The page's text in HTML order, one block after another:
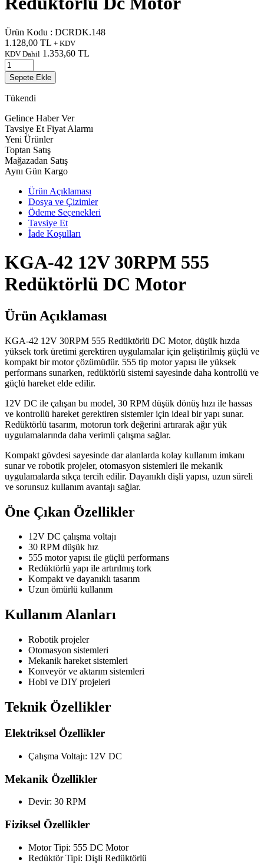
Ürün Kodu : DCRDK.148
1.128,00 TL + KDV
KDV Dahil 1.353,60 TL
Sepete Ekle
Tükendi
Gelince Haber Ver
Tavsiye Et Fiyat Alarmı
Yeni Ürünler
Toptan Satış
Mağazadan Satış
Aynı Gün Kargo
Ürün Açıklaması
Dosya ve Çizimler
Ödeme Seçenekleri
Tavsiye Et
İade Koşulları
KGA-42 12V 30RPM 555
Redüktörlü DC Motor
Ürün Açıklaması
KGA-42 12V 30RPM 555 Redüktörlü DC Motor, düşük hızda
yüksek tork üretimi gerektiren uygulamalar için geliştirilmiş güçlü ve
kompakt bir motor çözümüdür. 555 tip motor yapısı ile yüksek
performans sunarken, redüktörlü sistemi sayesinde daha kontrollü ve
güçlü hareket elde edilir.
12V DC ile çalışan bu model, 30 RPM düşük dönüş hızı ile hassas
ve kontrollü hareket gerektiren sistemler için ideal bir yapı sunar.
Redüktörlü tasarım, motorun tork değerini artırarak ağır yük
uygulamalarında daha verimli çalışma sağlar.
Kompakt gövdesi sayesinde dar alanlarda kolay kullanım imkanı
sunar ve robotik projeler, otomasyon sistemleri ile mekanik
uygulamalarda sıkça tercih edilir. Dayanıklı dişli yapısı, uzun süreli
ve sorunsuz kullanım avantajı sağlar.
Öne Çıkan Özellikler
12V DC çalışma voltajı
30 RPM düşük hız
555 motor yapısı ile güçlü performans
Redüktörlü yapı ile artırılmış tork
Kompakt ve dayanıklı tasarım
Uzun ömürlü kullanım
Kullanım Alanları
Robotik projeler
Otomasyon sistemleri
Mekanik hareket sistemleri
Konveyör ve aktarım sistemleri
Hobi ve DIY projeleri
Teknik Özellikler
Elektriksel Özellikler
Çalışma Voltajı: 12V DC
Mekanik Özellikler
Devir: 30 RPM
Fiziksel Özellikler
Motor Tipi: 555 DC Motor
Redüktör Tipi: Dişli Redüktörlü